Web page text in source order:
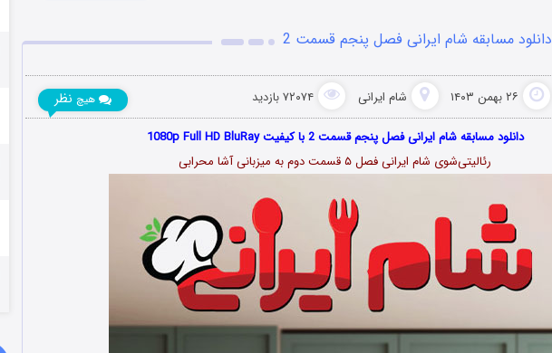
دانلود مسابقه شام ایرانی فصل پنجم قسمت 2
۲۶ بهمن ۱۴۰۳ شام ایرانی ۷۲۰۷۴ بازدید هیچ نظر
دانلود مسابقه شام ایرانی فصل پنجم قسمت 2 با کیفیت 1080p Full HD BluRay
رئالیتی‌شوی شام ایرانی فصل ۵ قسمت دوم به میزبانی آشا محرابی